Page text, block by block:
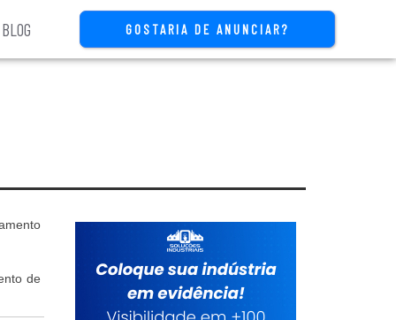
BLOG GOSTARIA DE ANUNCIAR?
de